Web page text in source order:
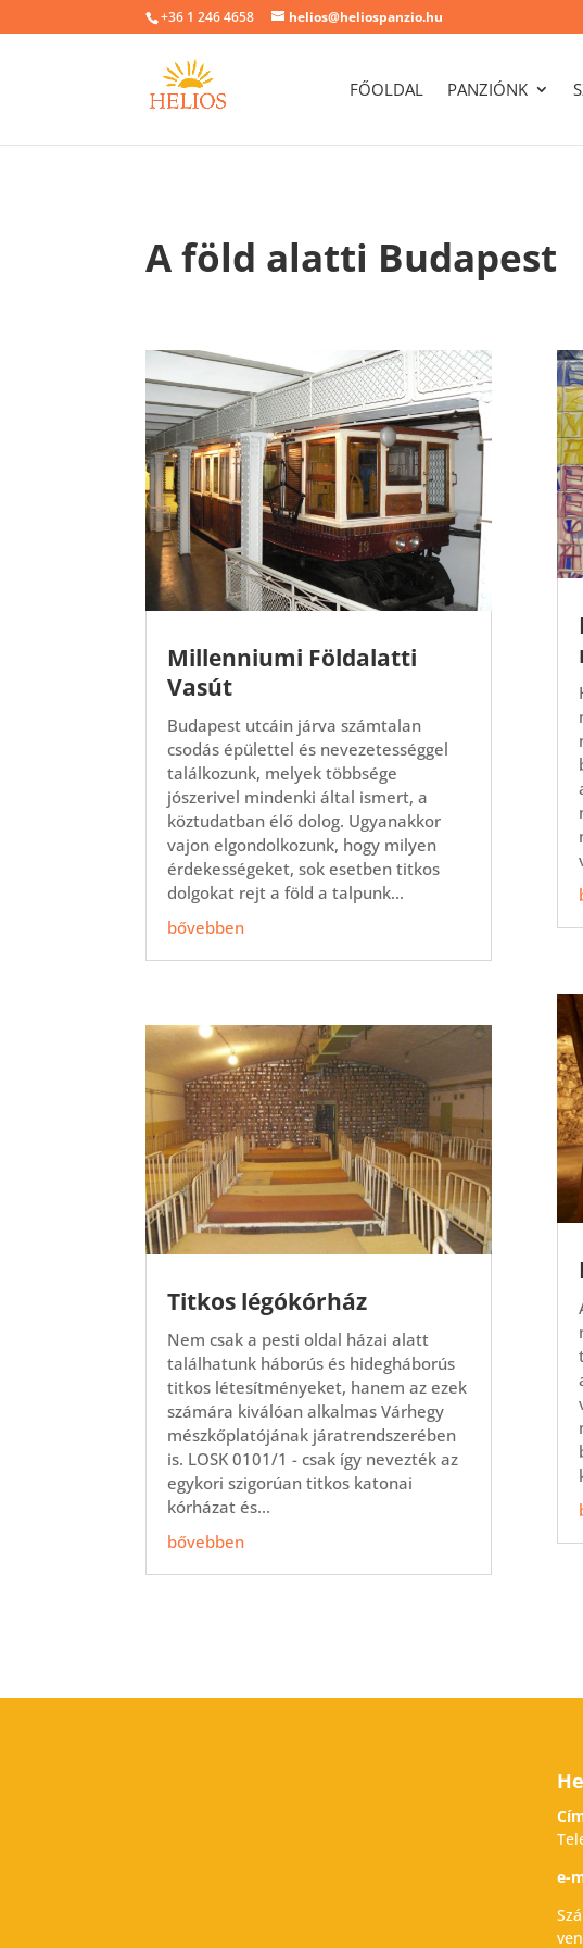
+36 1 246 4658 helios@heliospanzio.hu
FŐOLDAL PANZIÓNK
A föld alatti Budapest
Millenniumi Földalatti
Vasút
Budapest utcáin járva számtalan
csodás épülettel és nevezetességgel
találkozunk, melyek többsége
jószerivel mindenki által ismert, a
köztudatban élő dolog. Ugyanakkor
vajon elgondolkozunk, hogy milyen
érdekességeket, sok esetben titkos
dolgokat rejt a föld a talpunk...
bővebben
Titkos légókórház
Nem csak a pesti oldal házai alatt
találhatunk háborús és hidegháborús
titkos létesítményeket, hanem az ezek
számára kiválóan alkalmas Várhegy
mészkőplatójának járatrendszerében
is. LOSK 0101/1 - csak így nevezték az
egykori szigorúan titkos katonai
kórházat és...
bővebben
e-